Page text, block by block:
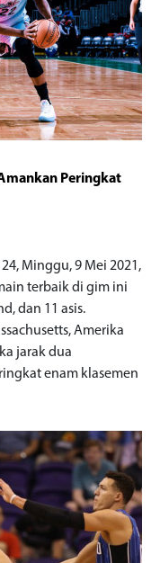
Peringkat
Minggu, 9 Mei 2021,
terbaik di gim ini
dan 11 asis.
Amerika
jarak dua
enam klasemen